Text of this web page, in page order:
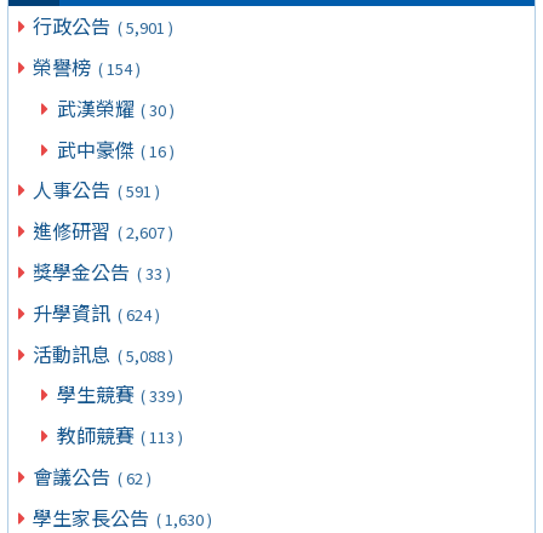
行政公告 ( 5,901 )
榮譽榜 ( 154 )
武漢榮耀 ( 30 )
武中豪傑 ( 16 )
人事公告 ( 591 )
進修研習 ( 2,607 )
獎學金公告 ( 33 )
升學資訊 ( 624 )
活動訊息 ( 5,088 )
學生競賽 ( 339 )
教師競賽 ( 113 )
會議公告 ( 62 )
學生家長公告 ( 1,630 )